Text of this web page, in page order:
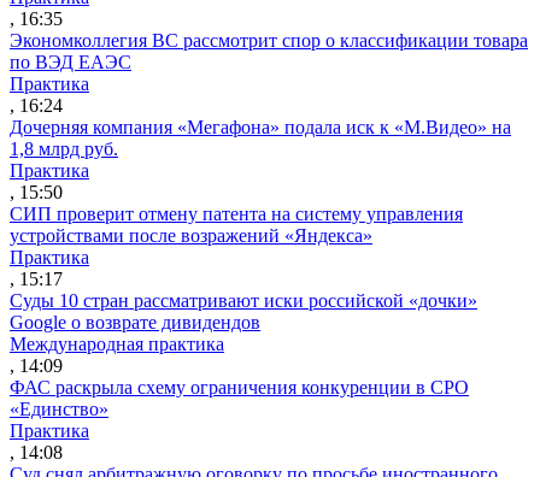
, 16:35
Экономколлегия ВС рассмотрит спор о классификации товара
по ВЭД ЕАЭС
Практика
, 16:24
Дочерняя компания «Мегафона» подала иск к «М.Видео» на
1,8 млрд руб.
Практика
, 15:50
СИП проверит отмену патента на систему управления
устройствами после возражений «Яндекса»
Практика
, 15:17
Суды 10 стран рассматривают иски российской «дочки»
Google о возврате дивидендов
Международная практика
, 14:09
ФАС раскрыла схему ограничения конкуренции в СРО
«Единство»
Практика
, 14:08